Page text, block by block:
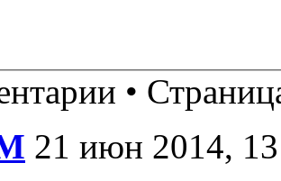
•
21 июн 2014,